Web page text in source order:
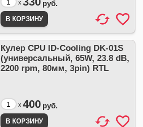
x руб.
Кулер CPU ID-Cooling DK-01S
(универсальный, 65W, 23.8 dB,
2200 rpm, 80мм, 3pin) RTL
x 400 руб.